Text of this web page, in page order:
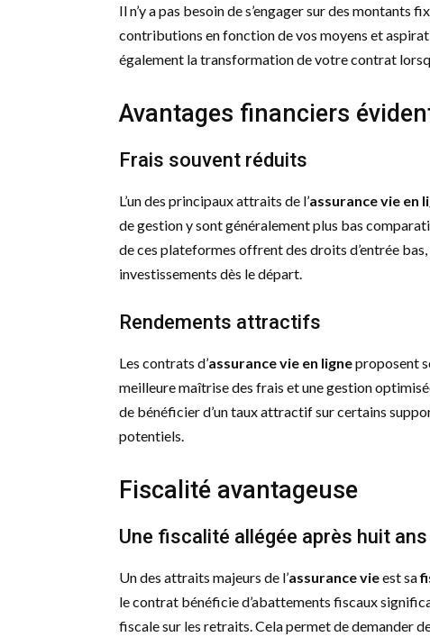
Il n’y a pas besoin de s’engager sur des montants
contributions en fonction de vos moyens et
également la transformation de votre contrat
Avantages financiers
Frais souvent réduits
L’un des principaux attraits de l’assurance vie en
de gestion y sont généralement plus bas
de ces plateformes offrent des droits d’entrée
investissements dès le départ.
Rendements attractifs
Les contrats d’assurance vie en ligneproposent
meilleure maîtrise des frais et une gestion
de bénéficier d’un taux attractif sur certains
potentiels.
Fiscalité avantageuse
Une fiscalité allégée après huit ans
Un des attraits majeurs de l’assurance vieest sa
le contrat bénéficie d’abattements fiscaux
fiscale sur les retraits. Cela permet de demander